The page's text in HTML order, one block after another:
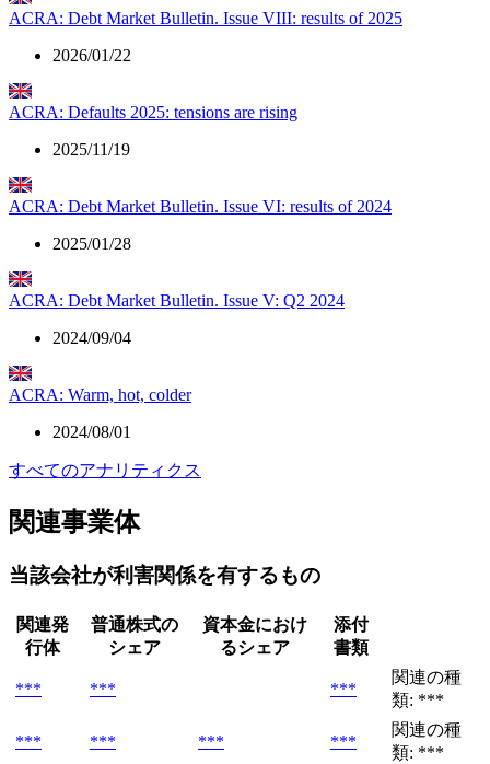
ACRA: Debt Market Bulletin. Issue VIII: results of 2025
2026/01/22
ACRA: Defaults 2025: tensions are rising
2025/11/19
ACRA: Debt Market Bulletin. Issue VI: results of 2024
2025/01/28
ACRA: Debt Market Bulletin. Issue V: Q2 2024
2024/09/04
ACRA: Warm, hot, colder
2024/08/01
すべてのアナリティクス
関連事業体
当該会社が利害関係を有するもの
関連発
行体
普通株式の
シェア
資本金におけ
るシェア
添付
書類
*** *** ***
関連の種
類: ***
*** *** *** ***
関連の種
類: ***